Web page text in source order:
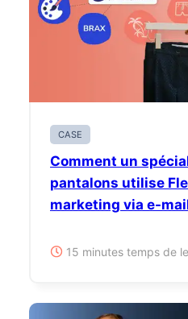
CASE
Comment un
pantalons utilise
marketing via e-
15 minutes temps de